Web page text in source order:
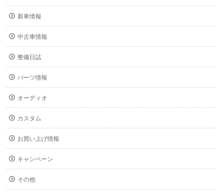
新車情報
中古車情報
整備日誌
パーツ情報
オーディオ
カスタム
お買い上げ情報
キャンペーン
その他